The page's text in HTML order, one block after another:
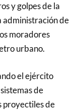
y golpes de la
administración de
moradores
urbano.
el ejército
de
proyectiles de